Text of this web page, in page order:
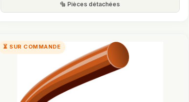
🔩 Pièces détachées
⏳ SUR COMMANDE